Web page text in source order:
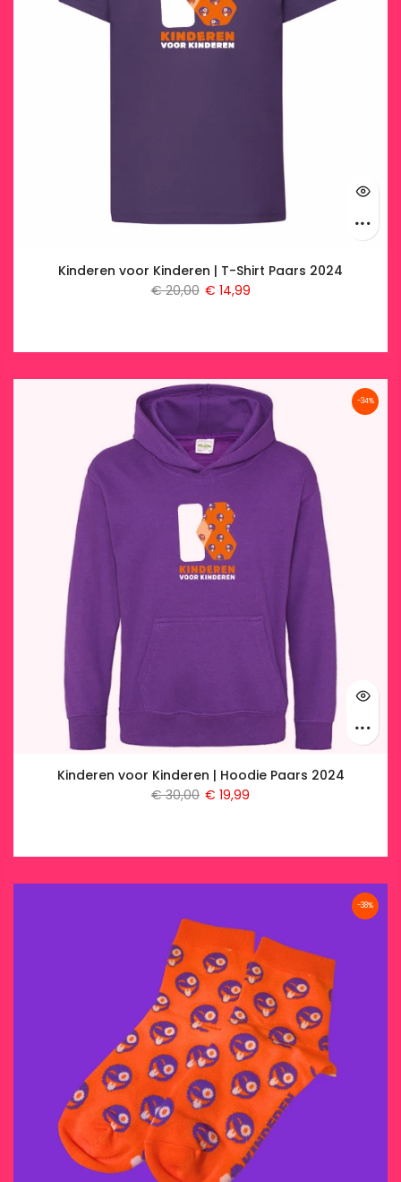
Kinderen voor Kinderen | T-Shirt Paars 2024
€ 20,00 € 14,99
-34%
Kinderen voor Kinderen | Hoodie Paars 2024
€ 30,00 € 19,99
-38%